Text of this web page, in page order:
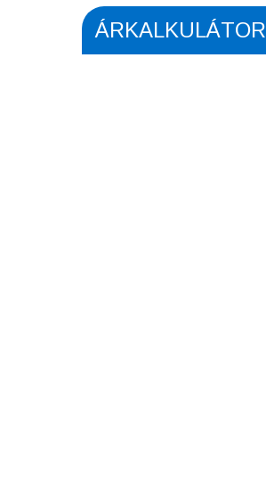
ÁRKALKULÁTOR